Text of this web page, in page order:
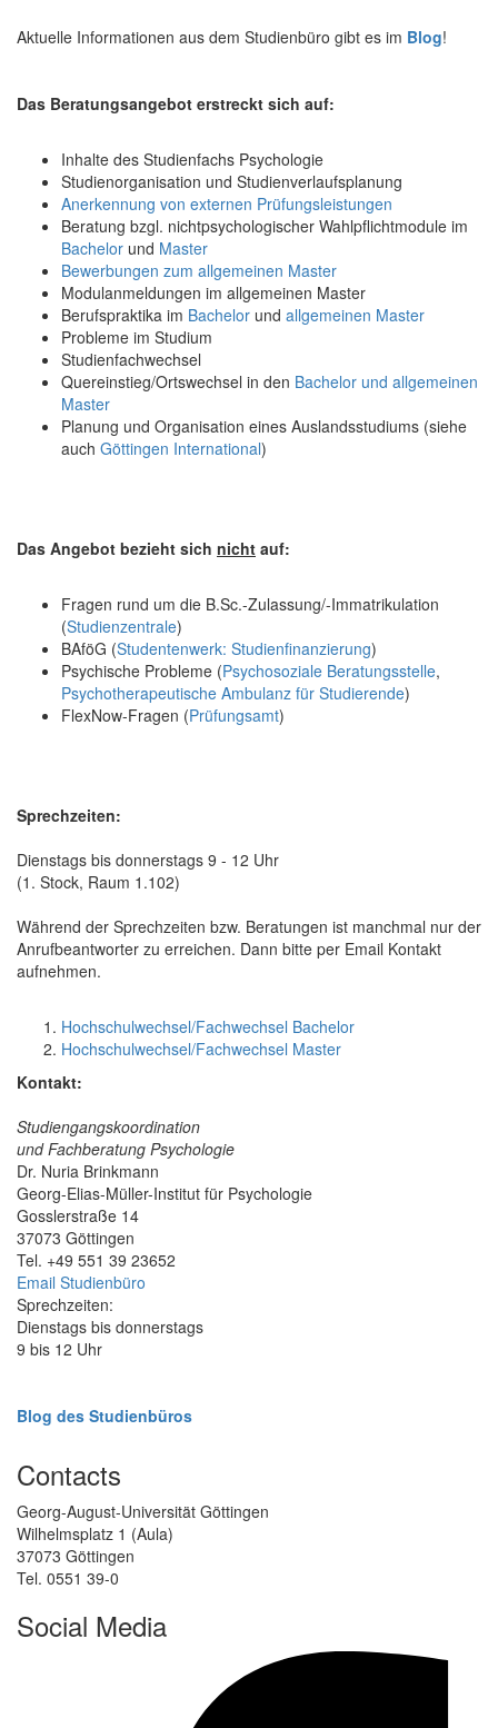
Aktuelle Informationen aus dem Studienbüro gibt es im Blog!
Das Beratungsangebot erstreckt sich auf:
Inhalte des Studienfachs Psychologie
Studienorganisation und Studienverlaufsplanung
Anerkennung von externen Prüfungsleistungen
Beratung bzgl. nichtpsychologischer Wahlpflichtmodule im
Bachelor und Master
Bewerbungen zum allgemeinen Master
Modulanmeldungen im allgemeinen Master
Berufspraktika im Bachelor und allgemeinen Master
Probleme im Studium
Studienfachwechsel
Quereinstieg/Ortswechsel in den Bachelor und allgemeinen
Master
Planung und Organisation eines Auslandsstudiums (siehe
auch Göttingen International)
Das Angebot bezieht sich nicht auf:
Fragen rund um die B.Sc.-Zulassung/-Immatrikulation
(Studienzentrale)
BAföG (Studentenwerk: Studienfinanzierung)
Psychische Probleme (Psychosoziale Beratungsstelle,
Psychotherapeutische Ambulanz für Studierende)
FlexNow-Fragen (Prüfungsamt)
Sprechzeiten:
Dienstags bis donnerstags 9 - 12 Uhr
(1. Stock, Raum 1.102)
Während der Sprechzeiten bzw. Beratungen ist manchmal nur der
Anrufbeantworter zu erreichen. Dann bitte per Email Kontakt
aufnehmen.
Hochschulwechsel/Fachwechsel Bachelor
Hochschulwechsel/Fachwechsel Master
Kontakt:
Studiengangskoordination
und Fachberatung Psychologie
Dr. Nuria Brinkmann
Georg-Elias-Müller-Institut für Psychologie
Gosslerstraße 14
37073 Göttingen
Tel. +49 551 39 23652
Email Studienbüro
Sprechzeiten:
Dienstags bis donnerstags
9 bis 12 Uhr
Blog des Studienbüros
Contacts
Georg-August-Universität Göttingen
Wilhelmsplatz 1 (Aula)
37073 Göttingen
Tel. 0551 39-0
Social Media